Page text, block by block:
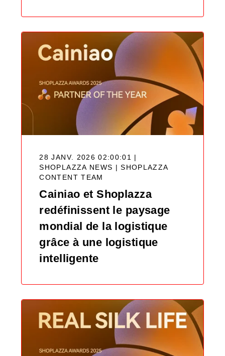
28 JANV. 2026 02:00:01 |
SHOPLAZZA NEWS |SHOPLAZZA
CONTENT TEAM
Cainiao et Shoplazza
redéfinissent le paysage
mondial de la logistique
grâce à une logistique
intelligente